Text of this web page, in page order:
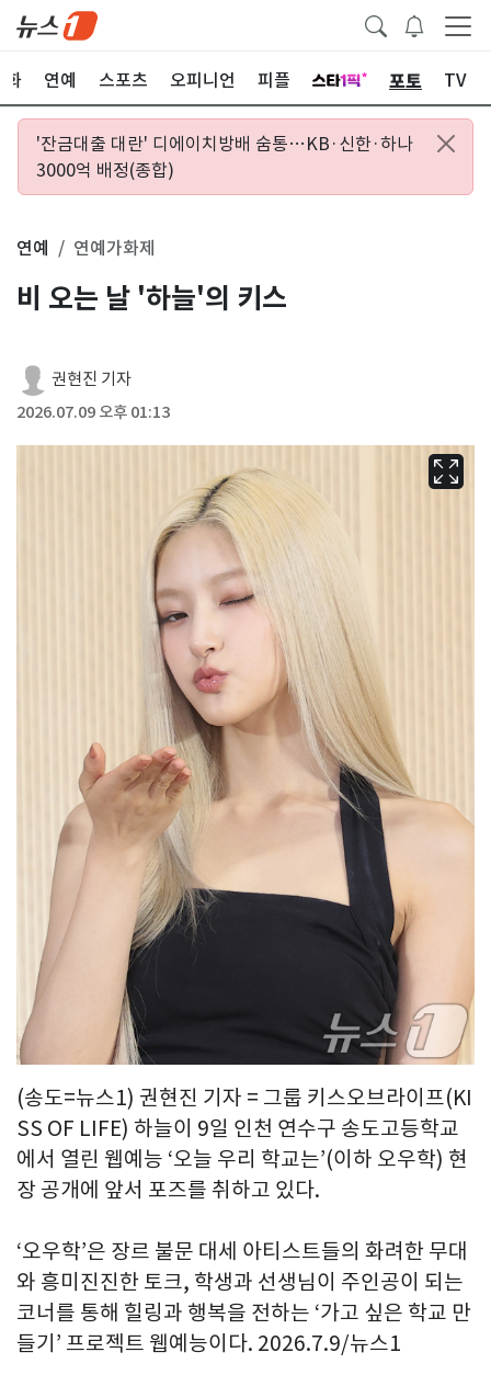
화 연예 스포츠 오피니언 피플 포토 TV
'잔금대출 대란' 디에이치방배 숨통…KB·신한·하나
3000억 배정(종합)
연예 연예가화제
비 오는 날 '하늘'의 키스
권현진 기자
2026.07.09 오후 01:13
(송도=뉴스1) 권현진 기자 = 그룹 키스오브라이프(KI
SS OF LIFE) 하늘이 9일 인천 연수구 송도고등학교
에서 열린 웹예능 ‘오늘 우리 학교는’(이하 오우학) 현
장 공개에 앞서 포즈를 취하고 있다.
‘오우학’은 장르 불문 대세 아티스트들의 화려한 무대
와 흥미진진한 토크, 학생과 선생님이 주인공이 되는
코너를 통해 힐링과 행복을 전하는 ‘가고 싶은 학교 만
들기’ 프로젝트 웹예능이다. 2026.7.9/뉴스1